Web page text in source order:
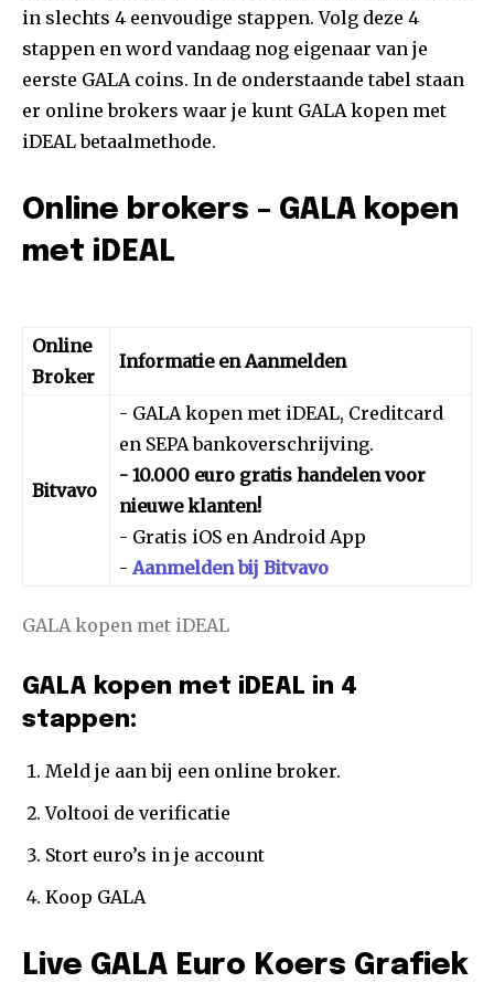
in slechts 4 eenvoudige stappen. Volg deze 4
stappen en word vandaag nog eigenaar van je
eerste GALA coins. In de onderstaande tabel staan
er online brokers waar je kunt GALA kopen met
iDEAL betaalmethode.
Online brokers – GALA kopen
met iDEAL
Online
Broker
Informatie en Aanmelden
Bitvavo
- GALA kopen met iDEAL, Creditcard
en SEPA bankoverschrijving.
- 10.000 euro gratis handelen voor
nieuwe klanten!
- Gratis iOS en Android App
- Aanmelden bij Bitvavo
GALA kopen met iDEAL
GALA kopen met iDEAL in 4
stappen:
Meld je aan bij een online broker.
Voltooi de verificatie
Stort euro’s in je account
Koop GALA
Live GALA Euro Koers Grafiek